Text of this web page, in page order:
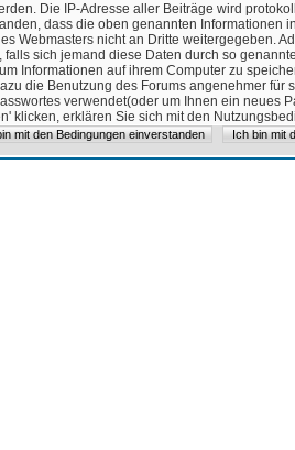
Die IP-Adresse aller Beiträge wird
dass die oben genannten Informationen
Webmasters nicht an Dritte weitergegeben.
sich jemand diese Daten durch so
Informationen auf ihrem Computer zu
die Benutzung des Forums angenehmer
verwendet(oder um Ihnen ein neues
klicken, erklären Sie sich mit den